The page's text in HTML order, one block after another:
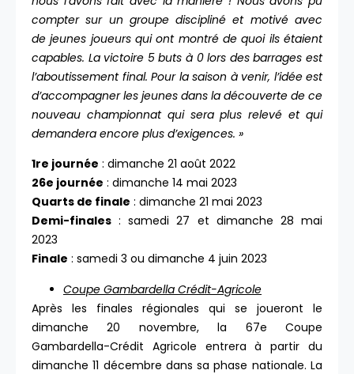
compter sur un groupe discipliné et motivé avec
de jeunes joueurs qui ont montré de quoi ils étaient
capables. La victoire 5 buts à 0 lors des barrages est
l’aboutissement final. Pour la saison à venir, l’idée est
d’accompagner les jeunes dans la découverte de ce
nouveau championnat qui sera plus relevé et qui
demandera encore plus d’exigences. »
1re journée : dimanche 21 août 2022
26e journée : dimanche 14 mai 2023
Quarts de finale : dimanche 21 mai 2023
Demi-finales : samedi 27 et dimanche 28 mai
2023
Finale : samedi 3 ou dimanche 4 juin 2023
Coupe Gambardella Crédit-Agricole
Après les finales régionales qui se joueront le
dimanche 20 novembre, la 67e Coupe
Gambardella-Crédit Agricole entrera à partir du
dimanche 11 décembre dans sa phase nationale. La